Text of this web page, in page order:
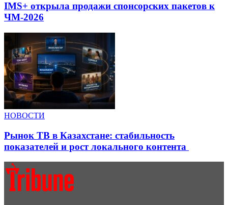
IMS+ открыла продажи спонсорских пакетов к
ЧМ-2026
НОВОСТИ
Рынок ТВ в Казахстане: стабильность
показателей и рост локального контента